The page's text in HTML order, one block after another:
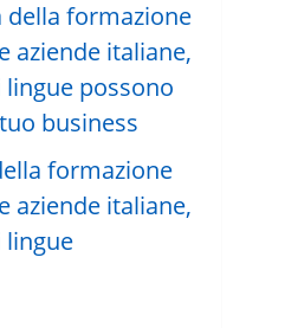
formazione
aziende italiane,
lingue